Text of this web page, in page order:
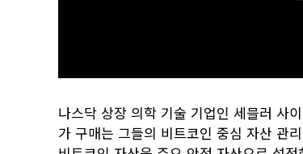
나스닥 상장 의학 기술 기업인 세믈러 사
가 구매는 그들의 비트코인 중심 자산 관